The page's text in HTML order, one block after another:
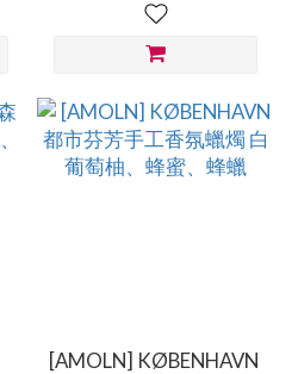
[AMOLN] KØBENHAVN